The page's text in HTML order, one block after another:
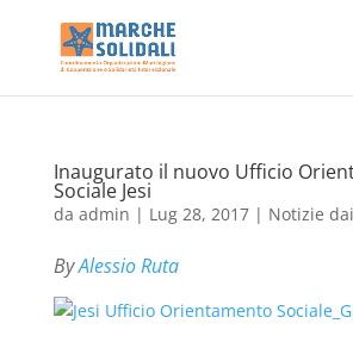
Inaugurato il nuovo Ufficio
Sociale Jesi
da admin | Lug 28, 2017| Notizie
ByAlessio Ruta